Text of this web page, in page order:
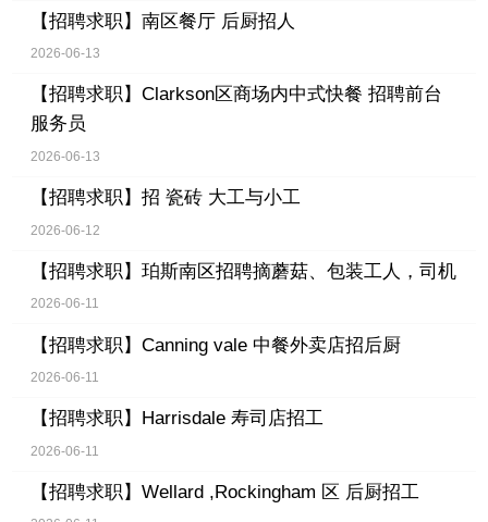
【招聘求职】 南区餐厅 后厨招人
2026-06-13
【招聘求职】 Clarkson区商场内中式快餐 招聘前台
服务员
2026-06-13
【招聘求职】 招 瓷砖 大工与小工
2026-06-12
【招聘求职】 珀斯南区招聘摘蘑菇、包装工人，司机
2026-06-11
【招聘求职】 Canning vale 中餐外卖店招后厨
2026-06-11
【招聘求职】 Harrisdale 寿司店招工
2026-06-11
【招聘求职】 Wellard ,Rockingham 区 后厨招工